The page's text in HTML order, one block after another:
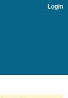
Login